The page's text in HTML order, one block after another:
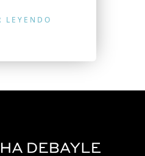
LEYENDO